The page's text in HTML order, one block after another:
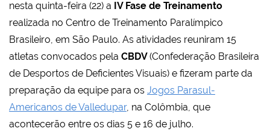
nesta quinta-feira (22) a IV Fase de Treinamento
realizada no Centro de Treinamento Paralímpico
Brasileiro, em São Paulo. As atividades reuniram 15
atletas convocados pela CBDV(Confederação Brasileira
de Desportos de Deficientes Visuais) e fizeram parte da
preparação da equipe para os Jogos Parasul-
Americanos de Valledupar, na Colômbia, que
acontecerão entre os dias 5 e 16 de julho.